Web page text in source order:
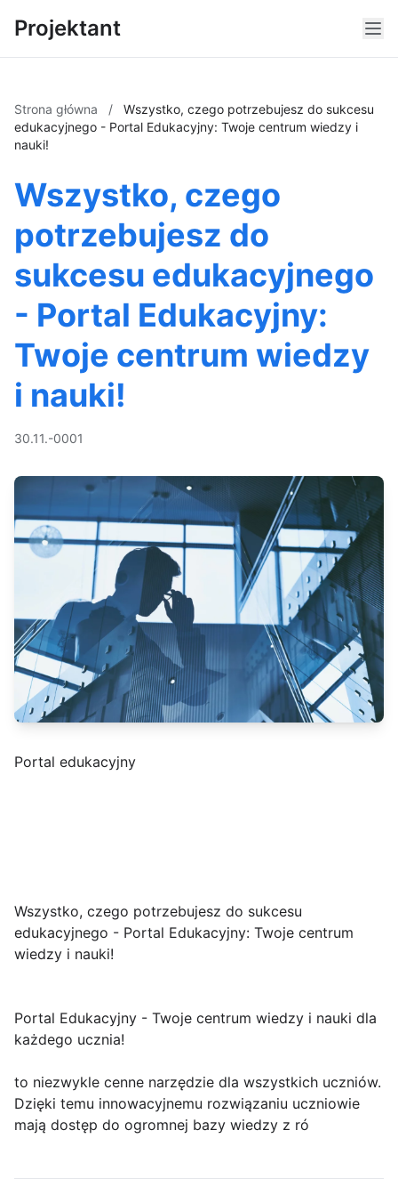
Projektant
Strona główna /
Wszystko, czego potrzebujesz do sukcesu
edukacyjnego - Portal Edukacyjny: Twoje centrum wiedzy i
nauki!
Wszystko, czego
potrzebujesz do
sukcesu edukacyjnego
- Portal Edukacyjny:
Twoje centrum wiedzy
i nauki!
30.11.-0001
Portal edukacyjny
Wszystko, czego potrzebujesz do sukcesu
edukacyjnego - Portal Edukacyjny: Twoje centrum
wiedzy i nauki!
Portal Edukacyjny - Twoje centrum wiedzy i nauki dla
każdego ucznia!
to niezwykle cenne narzędzie dla wszystkich uczniów.
Dzięki temu innowacyjnemu rozwiązaniu uczniowie
mają dostęp do ogromnej bazy wiedzy z ró